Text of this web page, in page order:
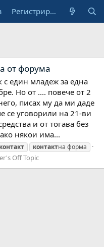
Регистрирай се
от форума
с един младеж за една
Но от .... повече от 2
писах му да ми даде
се уговорили на 21-ви
и от тогава без
някои има...
контакт контактна форма
Off Topic